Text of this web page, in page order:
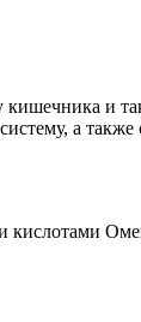
и
а также